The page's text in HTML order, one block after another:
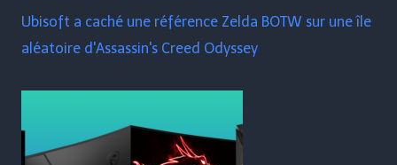
Ubisoft a caché une référence Zelda BOTW sur une île
aléatoire d'Assassin's Creed Odyssey